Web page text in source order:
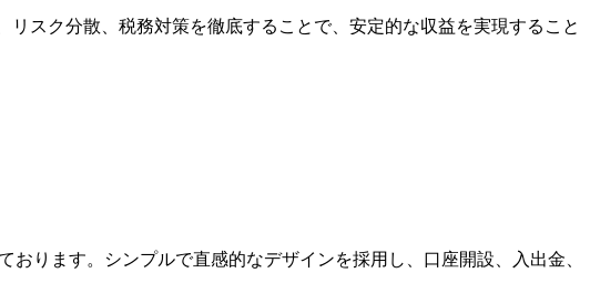
スク分散、税務対策を徹底することで、安定的な収益を実現すること
ります。シンプルで直感的なデザインを採用し、口座開設、入出金、